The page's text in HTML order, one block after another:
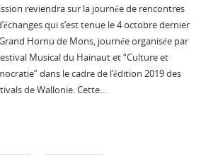
reviendra sur la journée de rencontres
qui s’est tenue le 4 octobre dernier
Hornu de Mons, journée organisée par
Musical du Hainaut et “Culture et
dans le cadre de l’édition 2019 des
de Wallonie. Cette…